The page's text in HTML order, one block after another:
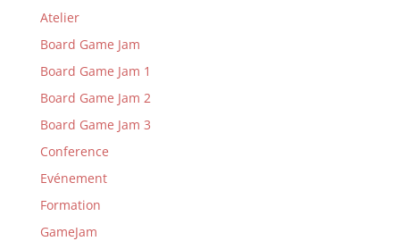
Atelier
Board Game Jam
Board Game Jam 1
Board Game Jam 2
Board Game Jam 3
Conference
Evénement
Formation
GameJam